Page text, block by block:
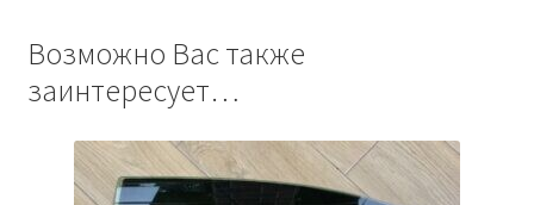
Возможно Вас также
заинтересует…